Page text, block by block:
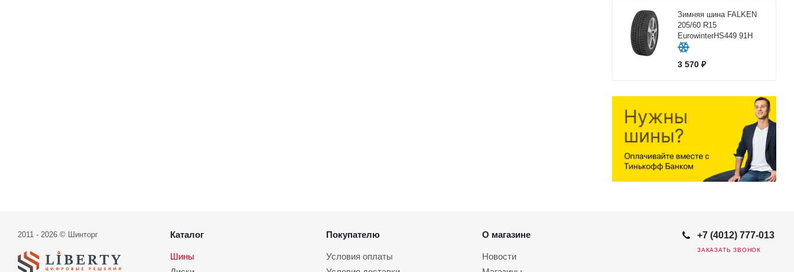
Зимняя шина FALKEN
205/60 R15
EurowinterHS449 91H
3 570₽
2011 - 2026 © Шинторг Каталог
Шины
Покупателю
Условия оплаты
О магазине
Новости
+7 (4012) 777-013
ЗАКАЗАТЬ ЗВОНОК